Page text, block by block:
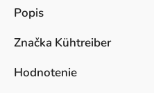
Popis
Značka Kühtreiber
Hodnotenie